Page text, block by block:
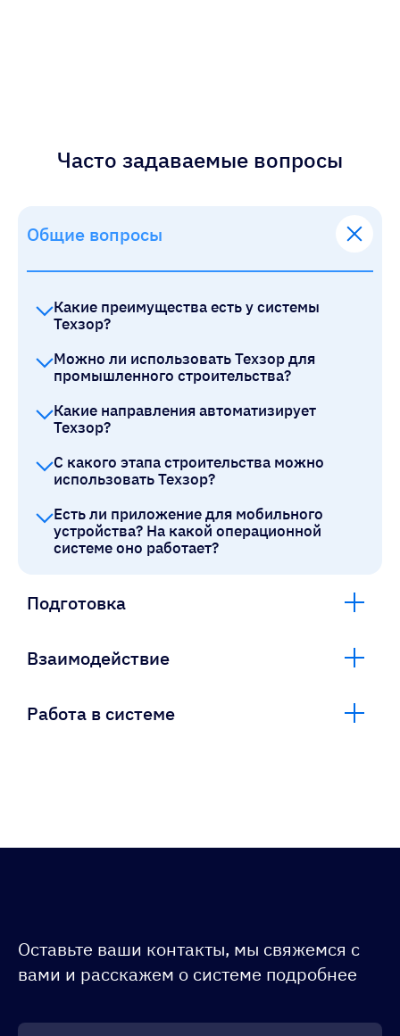
Часто задаваемые вопросы
Общие вопросы
Какие преимущества есть у системы
Техзор?
Можно ли использовать Техзор для
промышленного строительства?
Какие направления автоматизирует
Техзор?
С какого этапа строительства можно
использовать Техзор?
Есть ли приложение для мобильного
устройства? На какой операционной
системе оно работает?
Подготовка
Взаимодействие
Работа в системе
Оставьте ваши контакты, мы свяжемся с
вами и расскажем о системе подробнее